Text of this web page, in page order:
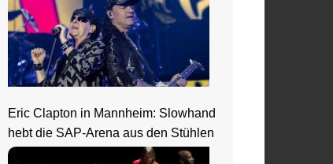
Eric Clapton in Mannheim: Slowhand
hebt die SAP-Arena aus den Stühlen